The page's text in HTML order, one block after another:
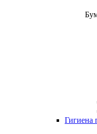
Гигиена